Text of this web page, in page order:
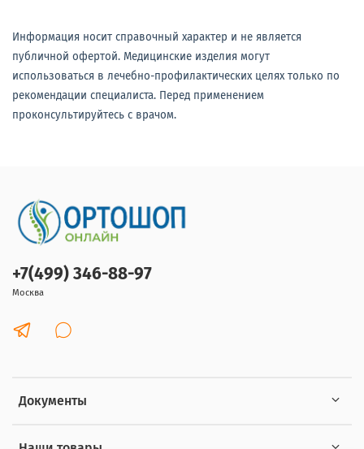
Информация носит справочный характер и не является
публичной офертой. Медицинские изделия могут
использоваться в лечебно-профилактических целях только по
рекомендации специалиста. Перед применением
проконсультируйтесь с врачом.
Документы
+7(499) 346-88-97
Москва